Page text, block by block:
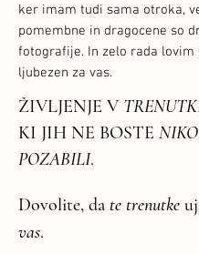
ker imam tudi sama otroka,
pomembne in dragocene so
fotografije. In zelo rada lovim
ljubezen za vas.
ŽIVLJENJE V
KI JIH NE BOSTE
POZABILI.
Dovolite, da te trenutke
vas.